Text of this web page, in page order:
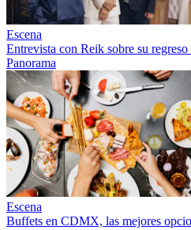
Escena
Entrevista con Reik sobre su
Panorama
Escena
Buffets en CDMX, las mejores